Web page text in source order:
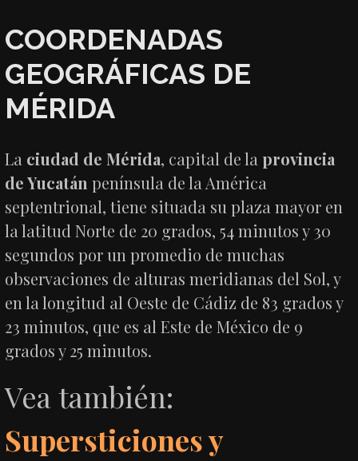
COORDENADAS
GEOGRÁFICAS DE
MÉRIDA
La ciudad de Mérida, capital de la provincia
de Yucatán península de la América
septentrional, tiene situada su plaza mayor en
la latitud Norte de 20 grados, 54 minutos y 30
segundos por un promedio de muchas
observaciones de alturas meridianas del Sol, y
en la longitud al Oeste de Cádiz de 83 grados y
23 minutos, que es al Este de México de 9
grados y 25 minutos.
Vea también:
Supersticiones y